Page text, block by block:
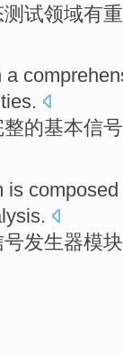
测试领域有
a
.
整的基本信号
is composed
.
发生器模块